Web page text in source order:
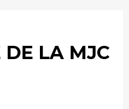
DE LA MJC